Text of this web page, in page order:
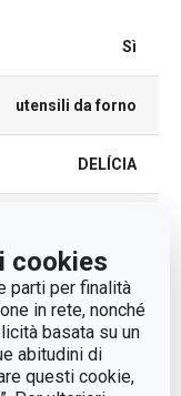
cookies
parti per finalità
in rete, nonché
basata su un
abitudini di
questi cookie,
Sì
utensili da forno
DELÍCIA
Nero